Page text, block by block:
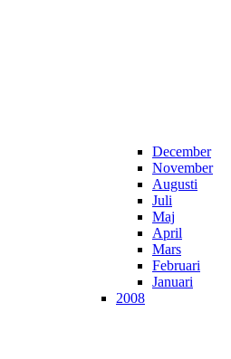
December
November
Augusti
Juli
Maj
April
Mars
Februari
Januari
2008